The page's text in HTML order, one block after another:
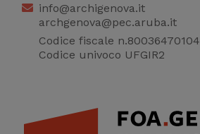
info@archigenova.it
archgenova@pec.aruba.it
Codice fiscale n.80036470104
Codice univoco UFGIR2